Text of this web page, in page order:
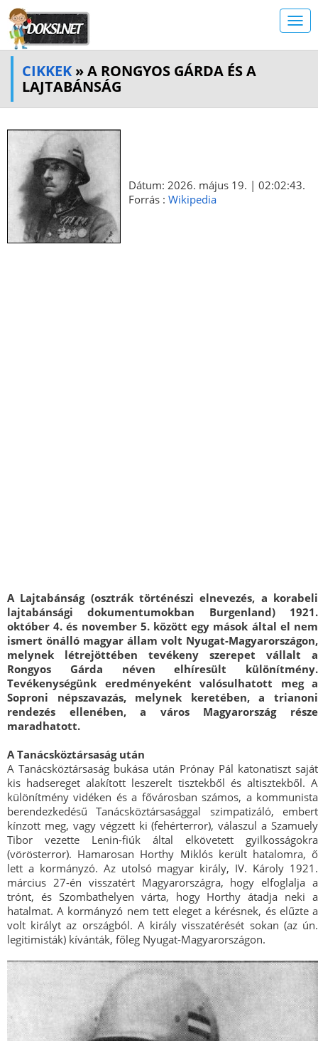
CIKKEK » A RONGYOS GÁRDA ÉS A
LAJTABÁNSÁG
Dátum: 2026. május 19. | 02:02:43.
Forrás : Wikipedia
A Lajtabánság (osztrák történészi elnevezés, a korabeli
lajtabánsági dokumentumokban Burgenland) 1921.
október 4. és november 5. között egy mások által el nem
ismert önálló magyar állam volt Nyugat-Magyarországon,
melynek létrejöttében tevékeny szerepet vállalt a
Rongyos Gárda néven elhíresült különítmény.
Tevékenységünk eredményeként valósulhatott meg a
Soproni népszavazás, melynek keretében, a trianoni
rendezés ellenében, a város Magyarország része
maradhatott.
A Tanácsköztársaság után
A Tanácsköztársaság bukása után Prónay Pál katonatiszt saját
kis hadsereget alakított leszerelt tisztekből és altisztekből. A
különítmény vidéken és a fővárosban számos, a kommunista
berendezkedésű Tanácsköztársasággal szimpatizáló, embert
kínzott meg, vagy végzett ki (fehérterror), válaszul a Szamuely
Tibor vezette Lenin-fiúk által elkövetett gyilkosságokra
(vörösterror). Hamarosan Horthy Miklós került hatalomra, ő
lett a kormányzó. Az utolsó magyar király, IV. Károly 1921.
március 27-én visszatért Magyarországra, hogy elfoglalja a
trónt, és Szombathelyen várta, hogy Horthy átadja neki a
hatalmat. A kormányzó nem tett eleget a kérésnek, és elűzte a
volt királyt az országból. A király visszatérését sokan (az ún.
legitimisták) kívánták, főleg Nyugat-Magyarországon.